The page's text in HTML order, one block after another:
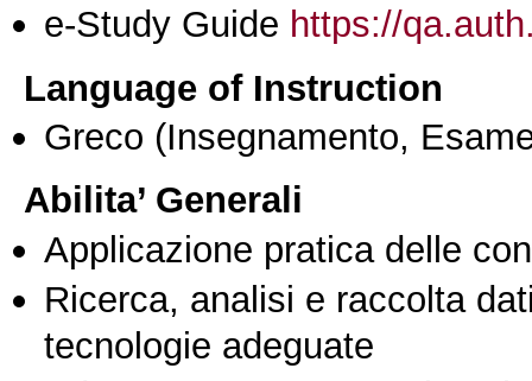
e-Study Guide https://
Language of Instruction
Greco (Insegnamento,
Abilita’ Generali
Applicazione pratica delle
Ricerca, analisi e raccolta
tecnologie adeguate